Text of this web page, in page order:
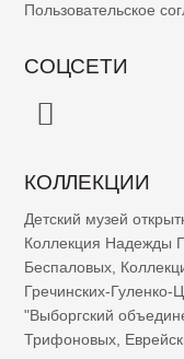
Пользовательское
СОЦСЕТИ
КОЛЛЕКЦИИ
Детский музей
Коллекция Надежды
Беспаловых
Гречинских-Гуленко-
"Выборгский
Трифоновых